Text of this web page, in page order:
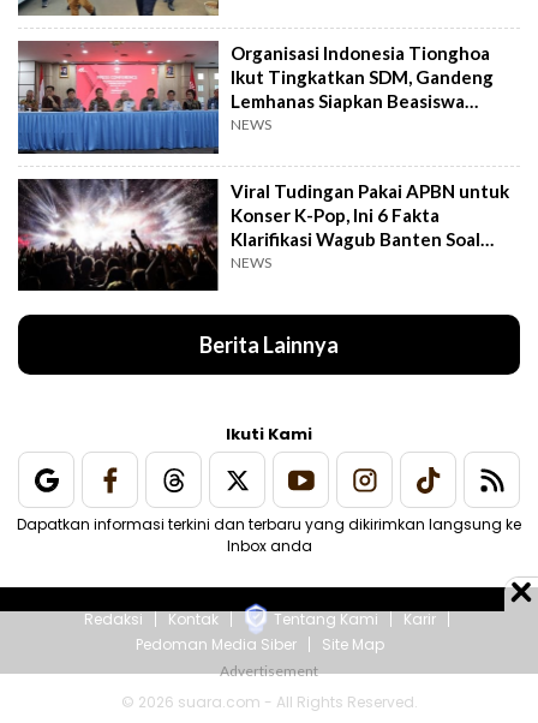
Organisasi Indonesia Tionghoa
Ikut Tingkatkan SDM, Gandeng
Lemhanas Siapkan Beasiswa
Hingga S3
NEWS
Viral Tudingan Pakai APBN untuk
Konser K-Pop, Ini 6 Fakta
Klarifikasi Wagub Banten Soal
Putrinya
NEWS
Berita Lainnya
Ikuti Kami
Dapatkan informasi terkini dan terbaru yang dikirimkan langsung ke
Inbox anda
Redaksi Kontak Tentang Kami
Karir
Pedoman Media Siber
Site Map
© 2026 suara.com - All Rights Reserved.